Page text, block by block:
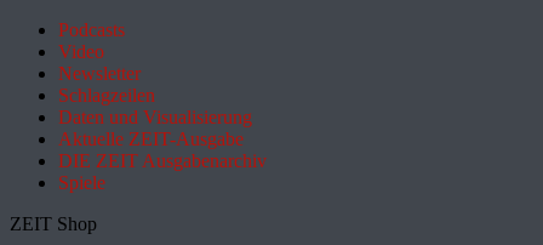
Podcasts
Video
Newsletter
Schlagzeilen
Daten und Visualisierung
Aktuelle ZEIT-Ausgabe
DIE ZEIT Ausgabenarchiv
Spiele
ZEIT Shop